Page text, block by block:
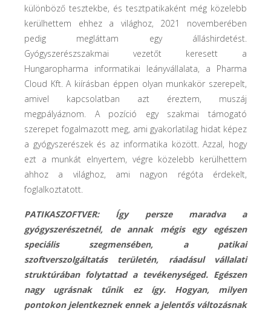
különböző tesztekbe, és tesztpatikaként még közelebb
kerülhettem ehhez a világhoz, 2021 novemberében
pedig megláttam egy álláshirdetést.
Gyógyszerészszakmai vezetőt keresett a
Hungaropharma informatikai leányvállalata, a Pharma
Cloud Kft. A kiírásban éppen olyan munkakör szerepelt,
amivel kapcsolatban azt éreztem, muszáj
megpályáznom. A pozíció egy szakmai támogató
szerepet fogalmazott meg, ami gyakorlatilag hidat képez
a gyógyszerészek és az informatika között. Azzal, hogy
ezt a munkát elnyertem, végre közelebb kerülhettem
ahhoz a világhoz, ami nagyon régóta érdekelt,
foglalkoztatott.
PATIKASZOFTVER: Így persze maradva a
gyógyszerészetnél, de annak mégis egy egészen
speciális szegmensében, a patikai
szoftverszolgáltatás területén, ráadásul vállalati
struktúrában folytattad a tevékenységed. Egészen
nagy ugrásnak tűnik ez így. Hogyan, milyen
pontokon jelentkeznek ennek a jelentős változásnak